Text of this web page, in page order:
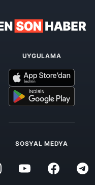
UYGULAMA
SOSYAL MEDYA